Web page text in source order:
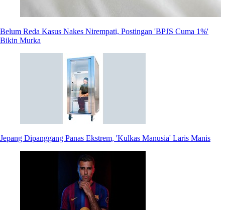
Belum Reda Kasus Nakes Nirempati, Postingan 'BPJS Cuma 1%'
Bikin Murka
Jepang Dipanggang Panas Ekstrem, 'Kulkas Manusia' Laris Manis